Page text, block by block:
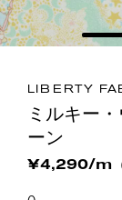
LIBERTY
ミルキー
ーン
¥4,290/m